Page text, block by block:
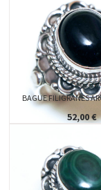
BAGUE FILIGRANES
52,00 €